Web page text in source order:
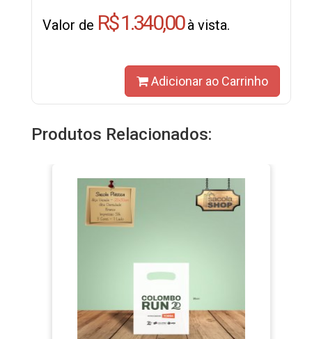
Valor de R$ 1.340,00à vista.
Adicionar ao Carrinho
Produtos Relacionados: